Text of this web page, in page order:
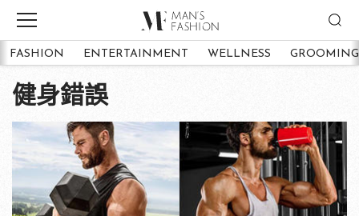
FASHION ENTERTAINMENT WELLNESS GROOMING
健身錯誤